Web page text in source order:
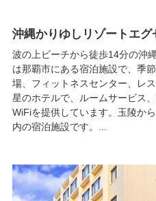
沖縄かりゆしリゾートエグ
波の上ビーチから徒歩14分の沖
は那覇市にある宿泊施設で、季
場、フィットネスセンター、レ
星のホテルで、ルームサービス
WiFiを提供しています。玉陵か
内の宿泊施設です。...